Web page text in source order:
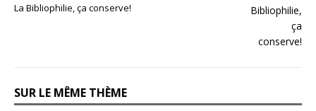
La Bibliophilie, ça conserve!
SUR LE MÊME THÈME